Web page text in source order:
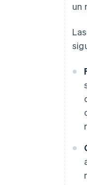
un